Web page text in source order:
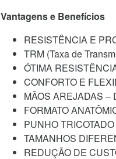
Vantagens e Benefícios
RESISTÊNCIA E
TRM (Taxa de
ÓTIMA
CONFORTO E
MÃOS AREJADAS –
FORMATO
PUNHO
TAMANHOS
REDUÇÃO DE